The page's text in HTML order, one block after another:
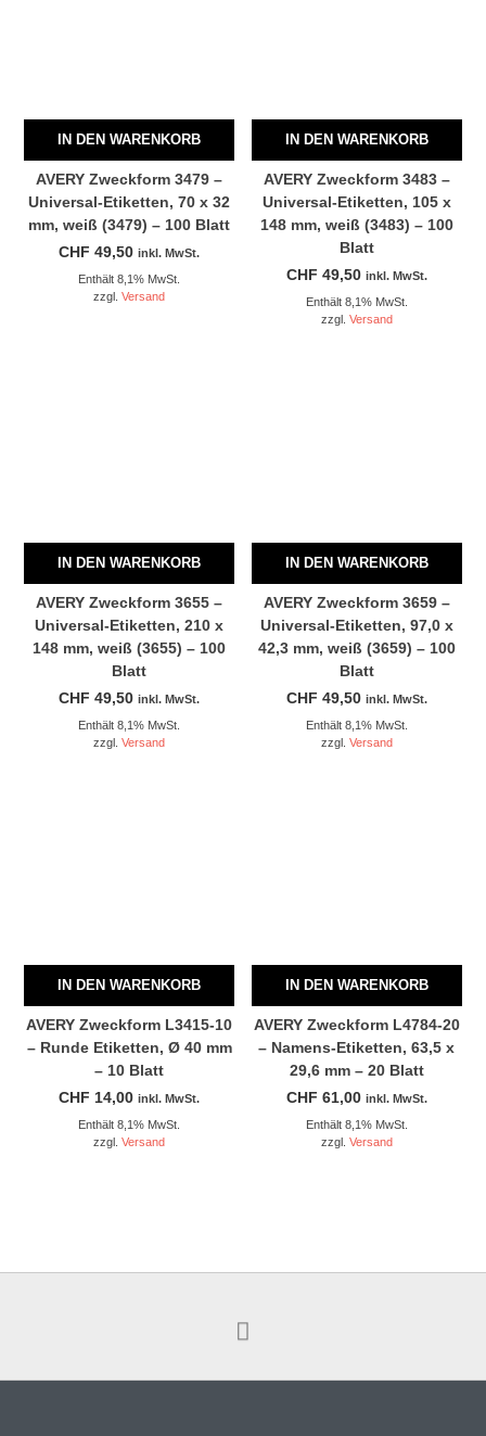
IN DEN WARENKORB
AVERY Zweckform 3479 –
Universal-Etiketten, 70 x 32
mm, weiß (3479) – 100 Blatt
CHF 49,50 inkl. MwSt.
Enthält 8,1% MwSt.
zzgl.Versand
IN DEN WARENKORB
AVERY Zweckform 3483 –
Universal-Etiketten, 105 x
148 mm, weiß (3483) – 100
Blatt
CHF 49,50 inkl. MwSt.
Enthält 8,1% MwSt.
zzgl. Versand
IN DEN WARENKORB
AVERY Zweckform 3655 –
Universal-Etiketten, 210 x
148 mm, weiß (3655) – 100
Blatt
CHF 49,50 inkl. MwSt.
Enthält 8,1% MwSt.
zzgl.Versand
IN DEN WARENKORB
AVERY Zweckform 3659 –
Universal-Etiketten, 97,0 x
42,3 mm, weiß (3659) – 100
Blatt
CHF 49,50 inkl. MwSt.
Enthält 8,1% MwSt.
zzgl. Versand
IN DEN WARENKORB
AVERY Zweckform L3415-10
– Runde Etiketten, Ø 40 mm
– 10 Blatt
CHF 14,00 inkl. MwSt.
Enthält 8,1% MwSt.
zzgl.Versand
IN DEN WARENKORB
AVERY Zweckform L4784-20
– Namens-Etiketten, 63,5 x
29,6 mm – 20 Blatt
CHF 61,00 inkl. MwSt.
Enthält 8,1% MwSt.
zzgl. Versand